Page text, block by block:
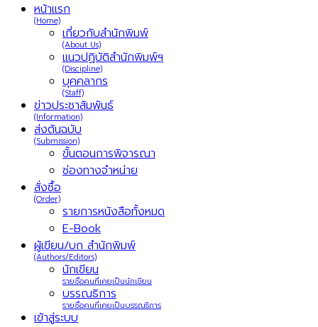
หน้าแรก
(Home)
เกี่ยวกับสำนักพิมพ์
(About Us)
แนวปฏิบัติสำนักพิมพ์ฯ
(Discipline)
บุคคลากร
(Staff)
ข่าวประชาสัมพันธ์
(Information)
ส่งต้นฉบับ
(Submission)
ขั้นตอนการพิจารณา
ช่องทางจำหน่าย
สั่งซื้อ
(Order)
รายการหนังสือทั้งหมด
E-Book
ผู้เขียน/บก สำนักพิมพ์
(Authors/Editors)
นักเขียน
รายชื่อคนที่เคยเป็นนักเขียน
บรรณธิการ
รายชื่อคนที่เคยเป็นบรรณธิการ
เข้าสู่ระบบ